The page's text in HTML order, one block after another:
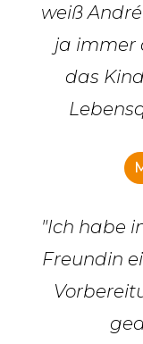
weiß
ja immer
das
"Ich habe
Freundin